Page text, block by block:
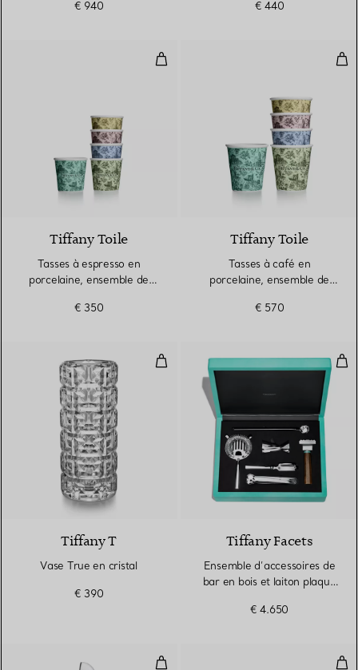
€ 940 € 440
Tasses à espresso en
Tiffany Toile
Tasses à espresso en
porcelaine, ensemble de
€ 350
Tiffany Toile
Tasses à café en
porcelaine, ensemble de
€ 570
Vase True en cristal
Tiffany T
Vase True en cristal
€ 390
Tiffany Facets
Ensemble d’accessoires de
bar en bois et laiton plaqué
€ 4.650
Pelle à fromage en argent 925